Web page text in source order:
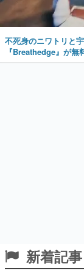
不死身のニワトリと
『Breathedge』が
新着記事